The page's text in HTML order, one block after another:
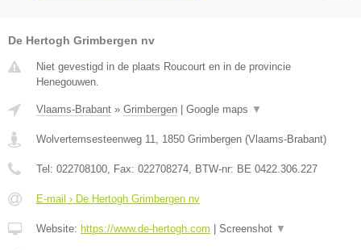
De Hertogh Grimbergen nv
Niet gevestigd in de plaats Roucourt en in de provincie
Henegouwen.
Vlaams-Brabant » Grimbergen Google maps ▼
Wolvertemsesteenweg 11 1850 Grimbergen (Vlaams-Brabant)
Tel: 022708100 , Fax: 022708274 , BTW-nr: BE 0422.306.227
E-mail › De Hertogh Grimbergen nv
Website: https://www.de-hertogh.com Screenshot ▼